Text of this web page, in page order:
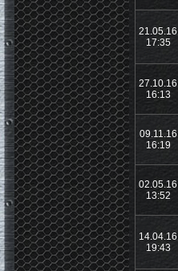
21.05.16
17:35
27.10.16
16:13
09.11.16
16:19
02.05.16
13:52
14.04.16
19:43